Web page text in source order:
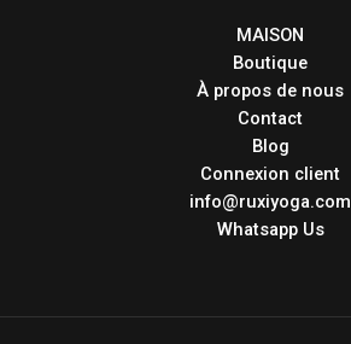
MAISON
Boutique
À propos de nous
Contact
Blog
Connexion client
info@ruxiyoga.com
Whatsapp Us